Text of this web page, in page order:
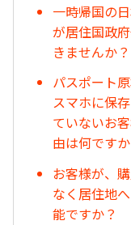
一時帰国の
が居住国政
きませんか？
パスポート
スマホに保
ていないお
由は何ですか
お客様が、
なく居住地
能ですか？